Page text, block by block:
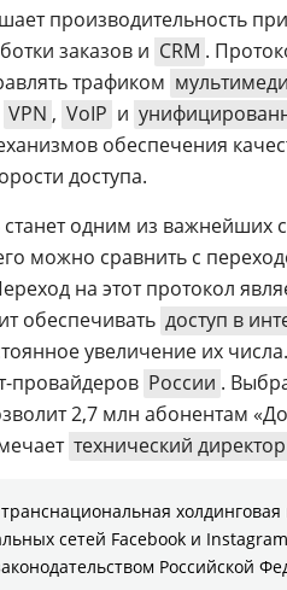
производительность
заказов и CRM .
трафиком
VPN , VoIP и
обеспечения
доступа.
станет одним из
можно сравнить с
на этот протокол
обеспечивать доступ в
увеличение их
провайдеров России .
2,7 млн абонентам
технический директор
сетей Facebook и
Российской